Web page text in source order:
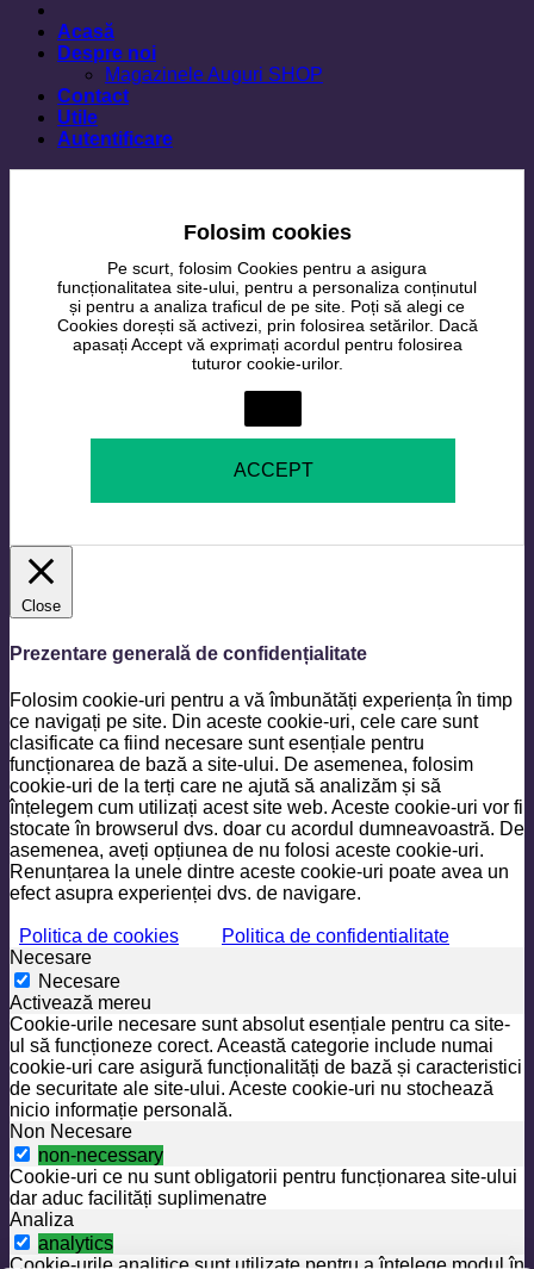
Acasă
Despre noi
Magazinele Auguri SHOP
Contact
Utile
Autentificare
Folosim cookies
Pe scurt, folosim Cookies pentru a asigura
funcționalitatea site-ului, pentru a personaliza conținutul
și pentru a analiza traficul de pe site. Poți să alegi ce
Cookies dorești să activezi, prin folosirea setărilor. Dacă
apasați Accept vă exprimați acordul pentru folosirea
tuturor cookie-urilor.
ACCEPT
Close
Prezentare generală de confidențialitate
Folosim cookie-uri pentru a vă îmbunătăți experiența în timp
ce navigați pe site. Din aceste cookie-uri, cele care sunt
clasificate ca fiind necesare sunt esențiale pentru
funcționarea de bază a site-ului. De asemenea, folosim
cookie-uri de la terți care ne ajută să analizăm și să
înțelegem cum utilizați acest site web. Aceste cookie-uri vor fi
stocate în browserul dvs. doar cu acordul dumneavoastră. De
asemenea, aveți opțiunea de nu folosi aceste cookie-uri.
Renunțarea la unele dintre aceste cookie-uri poate avea un
efect asupra experienței dvs. de navigare.
Politica de cookies
Politica de confidentialitate
Necesare
Necesare
Activează mereu
Cookie-urile necesare sunt absolut esențiale pentru ca site-
ul să funcționeze corect. Această categorie include numai
cookie-uri care asigură funcționalități de bază și caracteristici
de securitate ale site-ului. Aceste cookie-uri nu stochează
nicio informație personală.
Non Necesare
non-necessary
Cookie-uri ce nu sunt obligatorii pentru funcționarea site-ului
dar aduc facilități suplimenatre
Analiza
analytics